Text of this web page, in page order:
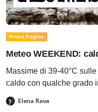
Prima Pagina
Meteo WEEKEND:
Massime di 39-40°C
caldo con qualche grado
Elena Rava